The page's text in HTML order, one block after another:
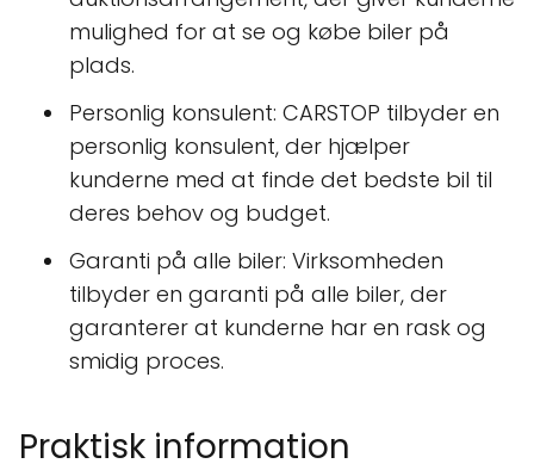
mulighed for at se og købe biler på
plads.
Personlig konsulent: CARSTOP tilbyder en
personlig konsulent, der hjælper
kunderne med at finde det bedste bil til
deres behov og budget.
Garanti på alle biler: Virksomheden
tilbyder en garanti på alle biler, der
garanterer at kunderne har en rask og
smidig proces.
Praktisk information